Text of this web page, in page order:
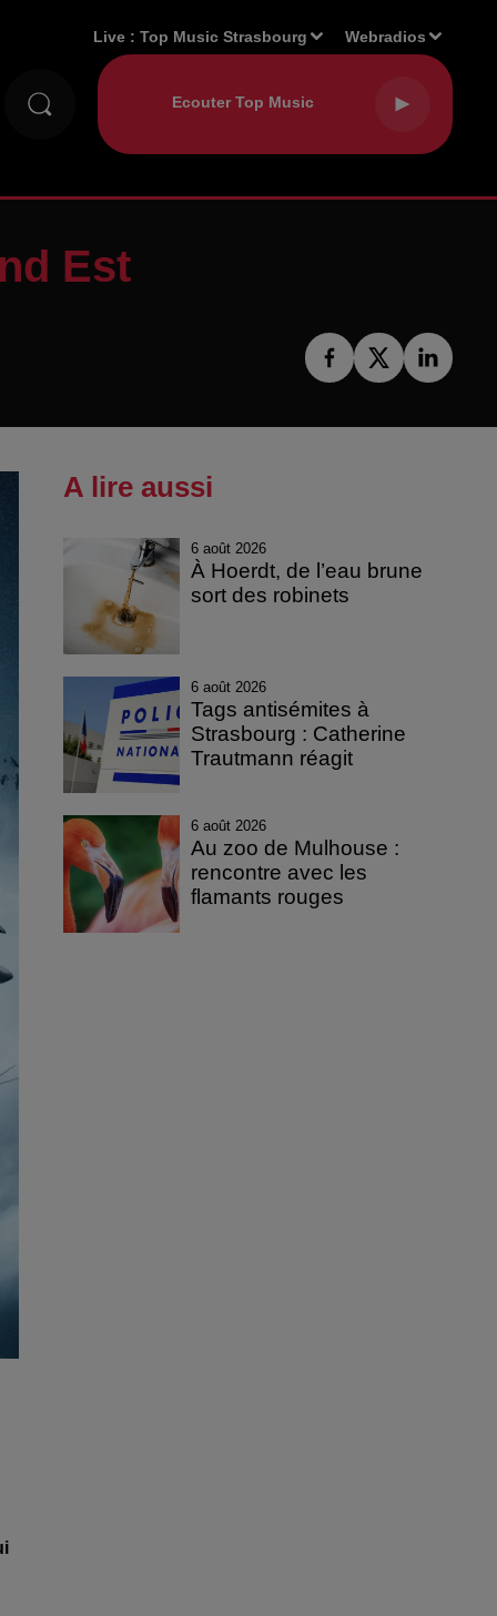
Live :Top Music Strasbourg Webradios
Est
A lire aussi
6 août 2026
À Hoerdt, de l’eau brune
sort des robinets
6 août 2026
Tags antisémites à
Strasbourg : Catherine
Trautmann réagit
6 août 2026
Au zoo de Mulhouse :
rencontre avec les
flamants rouges